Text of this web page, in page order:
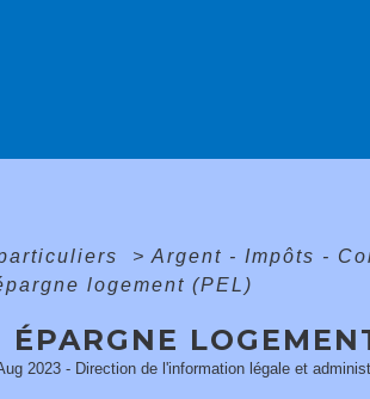
> Argent - Impôts -
logement (PEL)
ÉPARGNE
2023 - Direction de l'information légale et